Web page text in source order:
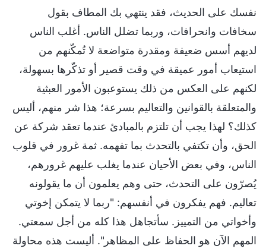
نفسك على الحديث، فقد ينتهي بك المطاف بقول
سخافات وانحرافات، وربما تضلل الناس. أغلب الناس
لديهم أسس ضعيفة ومقدرة متواضعة لا تُمكّنهم من
استيعاب أمور عميقة في وقت قصير أو تذكّرها بسهولة،
لكنهم على العكس من ذلك يستوعبون الأمور العبثية
والمتعلقة بالقوانين والتعاليم بسرعة؛ هذا شر منهم، أليس
كذلك؟ لهذا يجب أن تلتزم بالمبادئ عندما تعقد شركة عن
الحق، وأن تكتفي بالتحدث بما تفهمه. ثمة غرور في قلوب
الناس، وفي بعض الأحيان عندما يغلب عليهم غرورهم،
يُصرّون على التحدث، حتى وهم يعلمون أن ما يقولونه
تعاليم. فهم يفكرون في أنفسهم: "ربما لا يتمكن إخوتي
وأخواتي من التمييز. سأتجاهل هذا كله من أجل سمعتي.
المهم الآن هو الحفاظ على المظاهر". أليست هذه محاولة